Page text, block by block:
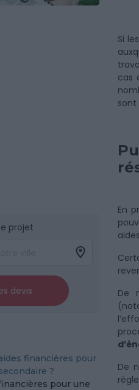
projet
devis
financières pour
?
pour une
Si
cas
sont
En
De
De